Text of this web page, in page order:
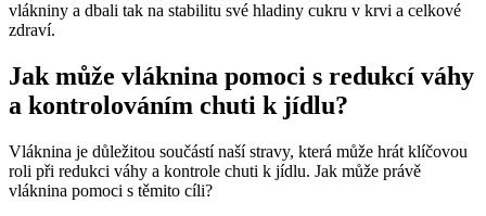
vlákniny a dbali tak na stabilitu své hladiny cukru v krvi a celkové
zdraví.
Jak může vláknina pomoci s redukcí váhy
a kontrolováním chuti k jídlu?
Vláknina je důležitou součástí naší stravy, která může hrát klíčovou
roli při redukci váhy a kontrole chuti k jídlu. Jak může právě
vláknina pomoci s těmito cíli?